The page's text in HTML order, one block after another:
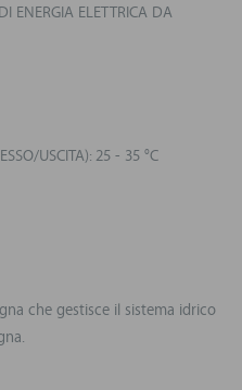
ENERGIA ELETTRICA DA
USCITA): 25 - 35 °C
che gestisce il sistema idrico